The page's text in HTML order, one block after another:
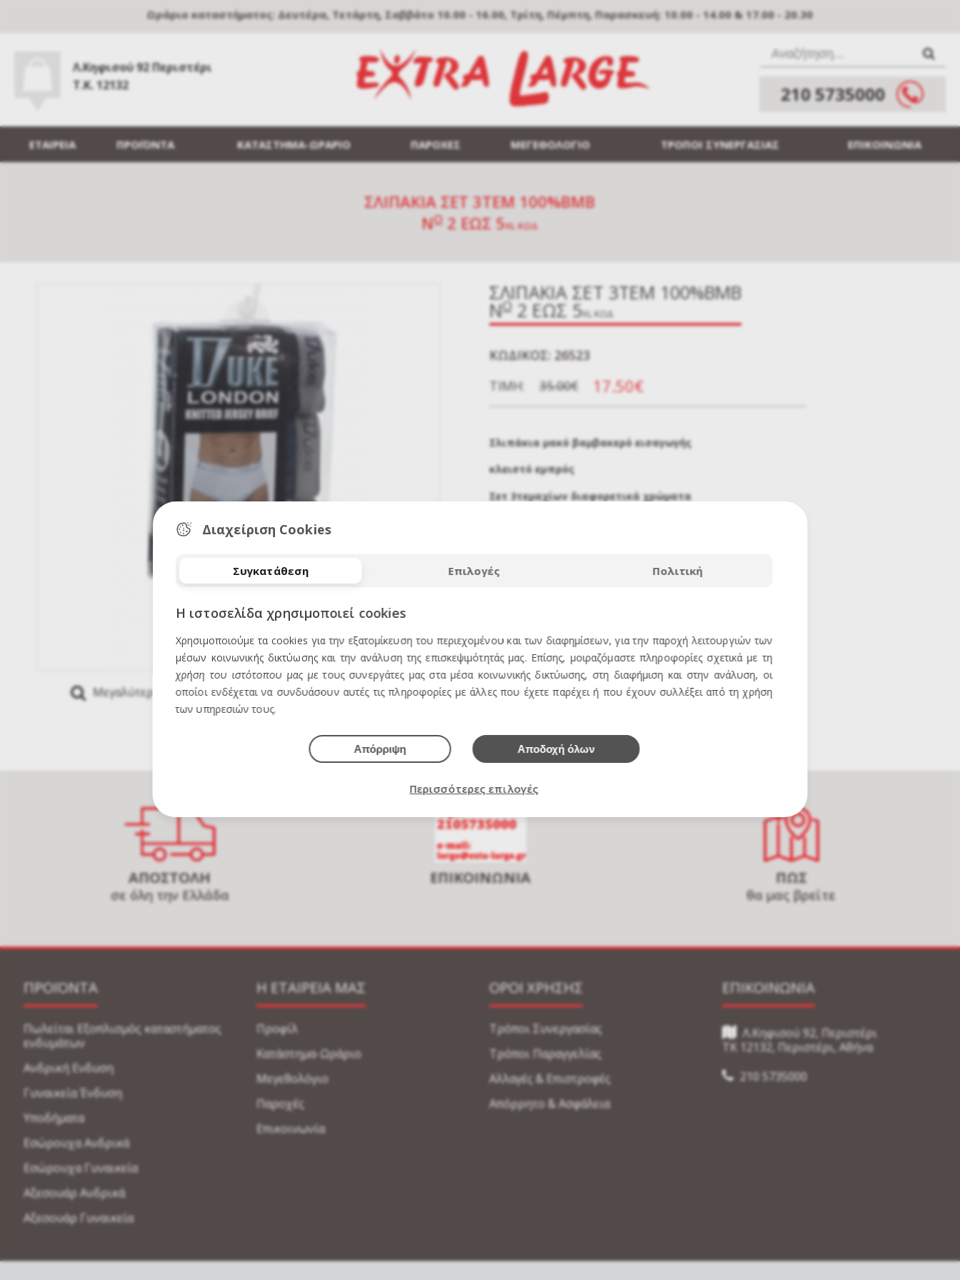
Λ.Κηφισού 92 Περιστέρι
Τ.Κ. 12132
210 5735000
ΕΤΑΙΡΕΙΑ ΠΡΟΪΟΝΤΑ ΚΑΤΑΣΤΗΜΑ-ΩΡΑΡΙΟ ΠΑΡΟΧΕΣ ΜΕΓΕΘΟΛΟΓΙΟ ΤΡΟΠΟΙ ΣΥΝΕΡΓΑΣΙΑΣ ΕΠΙΚΟΙΝΩΝΙΑ
ΣΛΙΠΑΚΙΑ ΣΕΤ 3ΤΕΜ 100%ΒΜΒ
NO2 ΕΩΣ 5XLΚΩΔ
ΣΛΙΠΑΚΙΑ ΣΕΤ 3ΤΕΜ 100%ΒΜΒ
NO2 ΕΩΣ 5XLΚΩΔ
KΩΔΙΚΌΣ: 26523
Μεγαλύτερη Εικόνα Mouse over to zoom
ΤΙΜΉ: 35.00€ 17.50€
Σλιπάκια μακό βαμβακερό εισαγωγής
κλειστό εμπρός
Σετ 3τεμαχίων διαφορετικά χρώματα
ΑΠΟΣΤΟΛΗ
σε όλη την Ελλάδα
ΕΠΙΚΟΙΝΩΝΙΑ ΠΩΣ
θα μας βρείτε
ΠΡΟΪΟΝΤΑ
Πωλείται Εξοπλισμός καταστήματος
ενδυμάτων
Ανδρική Ενδυση
Γυναικεία Ένδυση
Υποδήματα
Εσώρουχα Ανδρικά
Εσώρουχα Γυναικεία
Αξεσουάρ Ανδρικά
Αξεσουάρ Γυναικεία
Η ΕΤΑΙΡΕΙΑ ΜΑΣ
Προφίλ
Κατάστημα-Ωράριο
Μεγεθολόγιο
Παροχές
Επικοινωνία
ΟΡΟΙ ΧΡΗΣΗΣ
Τρόποι Συνεργασίας
Τρόποι Παραγγελίας
Αλλαγές & Επιστροφές
Απόρρητο & Ασφάλεια
ΕΠΙΚΟΙΝΩΝΙΑ
Λ.Κηφισού 92, Περιστέρι
TK 12132, Περιστέρι, Αθήνα
210 5735000
Ωράριο καταστήματος: Δευτέρα, Τετάρτη, Σαββάτο 10.00 - 16.00, Τρίτη, Πέμπτη, Παρασκευή: 10.00 - 14.00 & 17.00 - 20.30
Διαχείριση Cookies
Συγκατάθεση Επιλογές Πολιτική
Η ιστοσελίδα χρησιμοποιεί cookies
Χρησιμοποιούμε τα cookies για την εξατομίκευση του περιεχομένου και των διαφημίσεων, για την παροχή λειτουργιών των
μέσων κοινωνικής δικτύωσης και την ανάλυση της επισκεψιμότητάς μας. Επίσης, μοιραζόμαστε πληροφορίες σχετικά με τη
χρήση του ιστότοπου μας με τους συνεργάτες μας στα μέσα κοινωνικής δικτύωσης, στη διαφήμιση και στην ανάλυση, οι
οποίοι ενδέχεται να συνδυάσουν αυτές τις πληροφορίες με άλλες που έχετε παρέχει ή που έχουν συλλέξει από τη χρήση
των υπηρεσιών τους.
Απόρριψη Αποδοχή όλων
Περισσότερες επιλογές